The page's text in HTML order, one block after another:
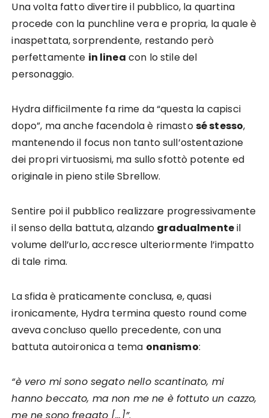
Una volta fatto divertire il pubblico, la quartina
procede con la punchline vera e propria, la quale è
inaspettata, sorprendente, restando però
perfettamente in linea con lo stile del
personaggio.
Hydra difficilmente fa rime da “questa la capisci
dopo”, ma anche facendola è rimastosé stesso,
mantenendo il focus non tanto sull’ostentazione
dei propri virtuosismi, ma sullo sfottò potente ed
originale in pieno stile Sbrellow.
Sentire poi il pubblico realizzare progressivamente
il senso della battuta, alzando gradualmenteil
volume dell’urlo, accresce ulteriormente l’impatto
di tale rima.
La sfida è praticamente conclusa, e, quasi
ironicamente, Hydra termina questo round come
aveva concluso quello precedente, con una
battuta autoironica a tema onanismo:
“è vero mi sono segato nello scantinato, mi
hanno beccato, ma non me ne è fottuto un cazzo,